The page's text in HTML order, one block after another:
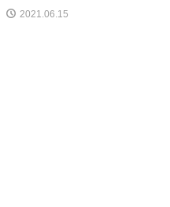
2021.06.15